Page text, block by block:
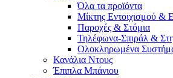
Όλα τα προϊόντα
Μίκτης Εντοιχισμού &
Παροχές & Στόμια
Τηλέφωνα-Σπιράλ &
Ολοκληρωμένα
Κανάλια Ντους
Έπιπλα Μπάνιου